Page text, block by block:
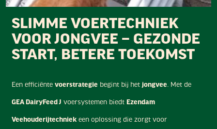
SLIMME VOERTECHNIEK
VOOR JONGVEE – GEZONDE
START, BETERE TOEKOMST
Een efficiënte voerstrategie begint bij het jongvee. Met de
GEA DairyFeed J voersystemen biedt Ezendam
Veehouderijtechniek een oplossing die zorgt voor